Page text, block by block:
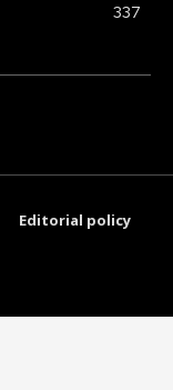
337
Editorial policy